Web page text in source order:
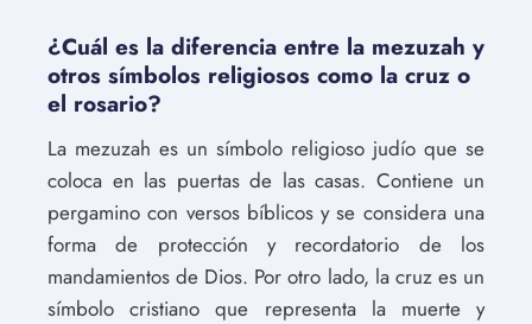
¿Cuál es la diferencia entre la mezuzah y
otros símbolos religiosos como la cruz o
el rosario?
La mezuzah es un símbolo religioso judío que se
coloca en las puertas de las casas. Contiene un
pergamino con versos bíblicos y se considera una
forma de protección y recordatorio de los
mandamientos de Dios. Por otro lado, la cruz es un
símbolo cristiano que representa la muerte y